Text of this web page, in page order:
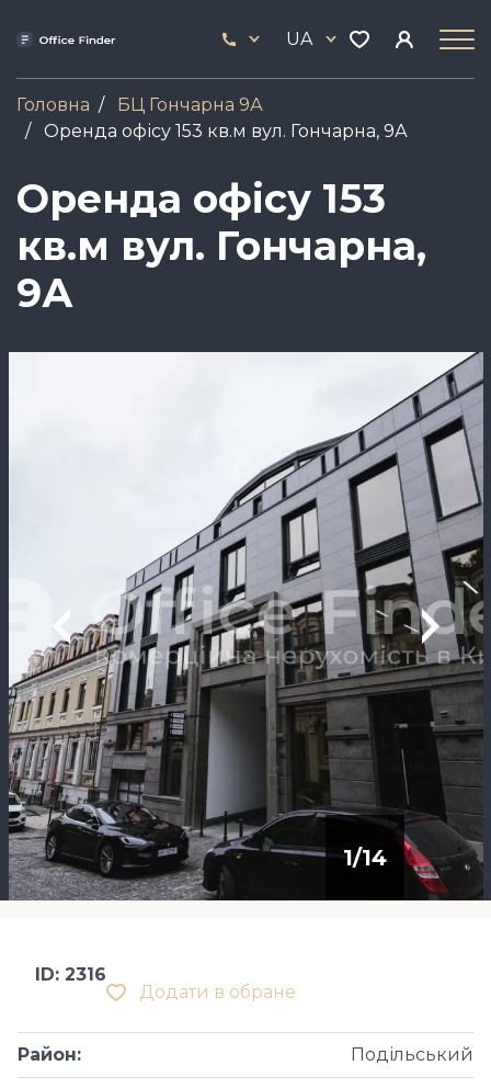
17
UA
Головна
БЦ Гончарна 9А
Оренда офісу 153 кв.м вул. Гончарна, 9А
Оренда офісу 153
кв.м вул. Гончарна,
9А
1/14
Додати в обране
ID: 2316
Район: Подільський